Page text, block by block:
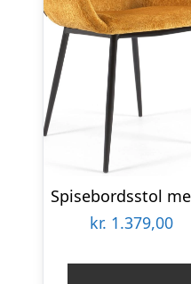
kr. 1.379,00